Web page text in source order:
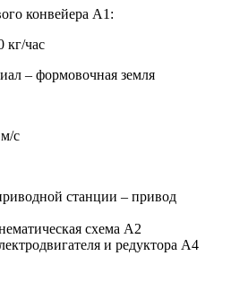
конвейера А1:
кг/час
– формовочная земля
с
станции – привод
схема А2
и редуктора А4